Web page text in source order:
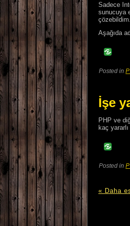
Sadece
sunucuya
çözebildim.
Aşağıda
Posted in
İşe
PHP ve
kaç
Posted in
« Daha